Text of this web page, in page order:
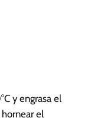
y engrasa el
el